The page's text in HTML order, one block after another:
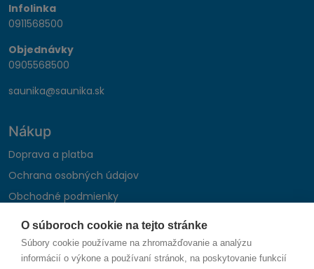
O súboroch cookie na tejto stránke
Súbory cookie používame na zhromažďovanie a analýzu
informácií o výkone a používaní stránok, na poskytovanie funkcií
Infolinka
0911568500
Objednávky
0905568500
saunika@saunika.sk
Nákup
Doprava a platba
Ochrana osobných údajov
Obchodné podmienky
Reklamačný poriadok
Montáž autohifi
Formulár na odstúpenie od zmluvy